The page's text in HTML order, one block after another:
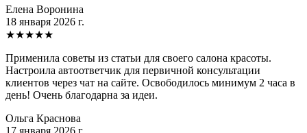
Елена Воронина
18 января 2026 г.
★★★★★
Применила советы из статьи для своего салона красоты.
Настроила автоответчик для первичной консультации
клиентов через чат на сайте. Освободилось минимум 2 часа в
день! Очень благодарна за идеи.
Ольга Краснова
17 января 2026 г.